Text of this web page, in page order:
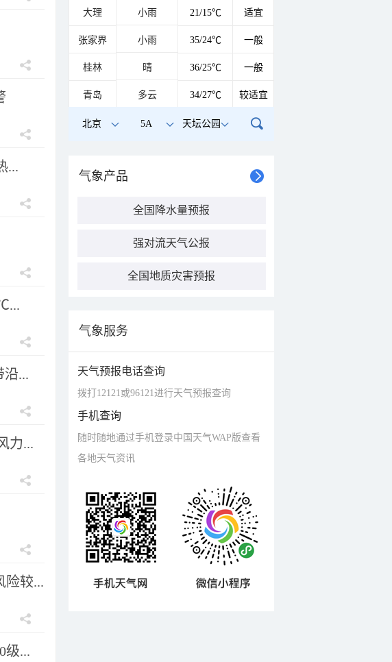
...
沿...
力...
险较...
级...
大理 小雨 21/15℃ 适宜
张家界 小雨 35/24℃ 一般
桂林 晴 36/25℃ 一般
青岛 多云 34/27℃ 较适宜
北京 5A 天坛公园
气象产品
全国降水量预报
强对流天气公报
全国地质灾害预报
气象服务
天气预报电话查询
拨打12121或96121进行天气预报查询
手机查询
随时随地通过手机登录中国天气WAP版查看
各地天气资讯